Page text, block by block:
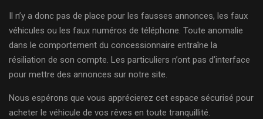
Il n’y a donc pas de place pour les fausses annonces, les faux
véhicules ou les faux numéros de téléphone. Toute anomalie
dans le comportement du concessionnaire entraîne la
résiliation de son compte. Les particuliers n’ont pas d’interface
pour mettre des annonces sur notre site.
Nous espérons que vous apprécierez cet espace sécurisé pour
acheter le véhicule de vos rêves en toute tranquillité.